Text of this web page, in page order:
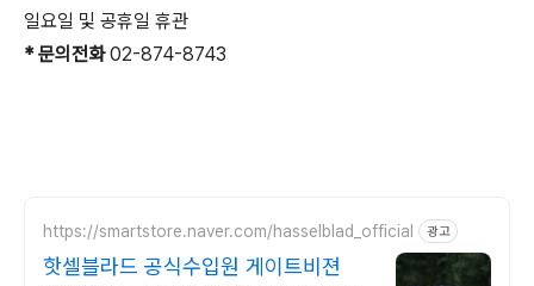
일요일 및 공휴일 휴관
* 문의전화02-874-8743
https://smartstore.naver.com/hasselblad_official 광고
핫셀블라드 공식수입원 게이트비젼